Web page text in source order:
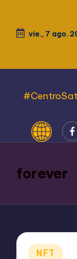
Saltar vie., 7 ago.
forever
Publicado
NFT